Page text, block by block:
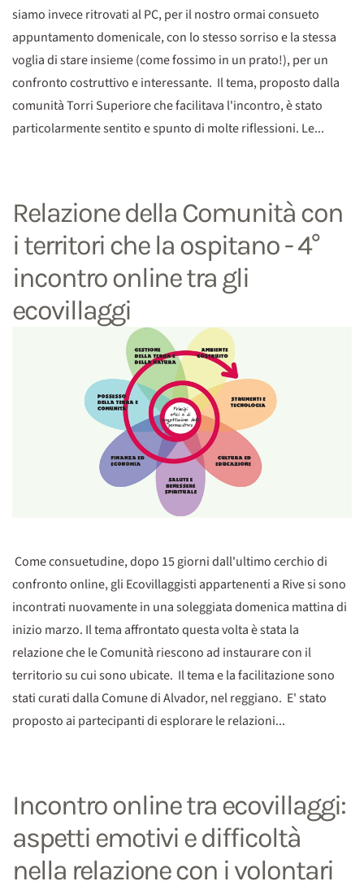
siamo invece ritrovati al PC, per il nostro ormai consueto
appuntamento domenicale, con lo stesso sorriso e la stessa
voglia di stare insieme (come fossimo in un prato!), per un
confronto costruttivo e interessante. Il tema, proposto dalla
comunità Torri Superiore che facilitava l'incontro, è stato
particolarmente sentito e spunto di molte riflessioni. Le...
Relazione della Comunità con
i territori che la ospitano - 4°
incontro online tra gli
ecovillaggi
Come consuetudine, dopo 15 giorni dall'ultimo cerchio di
confronto online, gli Ecovillaggisti appartenenti a Rive si sono
incontrati nuovamente in una soleggiata domenica mattina di
inizio marzo. Il tema affrontato questa volta è stata la
relazione che le Comunità riescono ad instaurare con il
territorio su cui sono ubicate. Il tema e la facilitazione sono
stati curati dalla Comune di Alvador, nel reggiano. E' stato
proposto ai partecipanti di esplorare le relazioni...
Incontro online tra ecovillaggi:
aspetti emotivi e difficoltà
nella relazione con i volontari